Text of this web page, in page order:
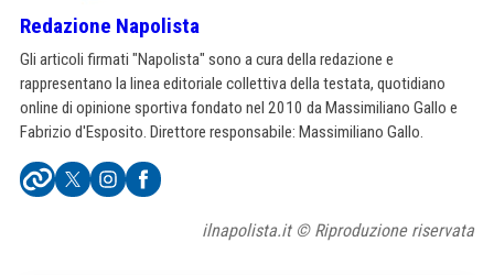
Redazione Napolista
Gli articoli firmati "Napolista" sono a cura della redazione e
rappresentano la linea editoriale collettiva della testata, quotidiano
online di opinione sportiva fondato nel 2010 da Massimiliano Gallo e
Fabrizio d'Esposito. Direttore responsabile: Massimiliano Gallo.
ilnapolista.it © Riproduzione riservata